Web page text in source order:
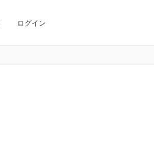
ログイン